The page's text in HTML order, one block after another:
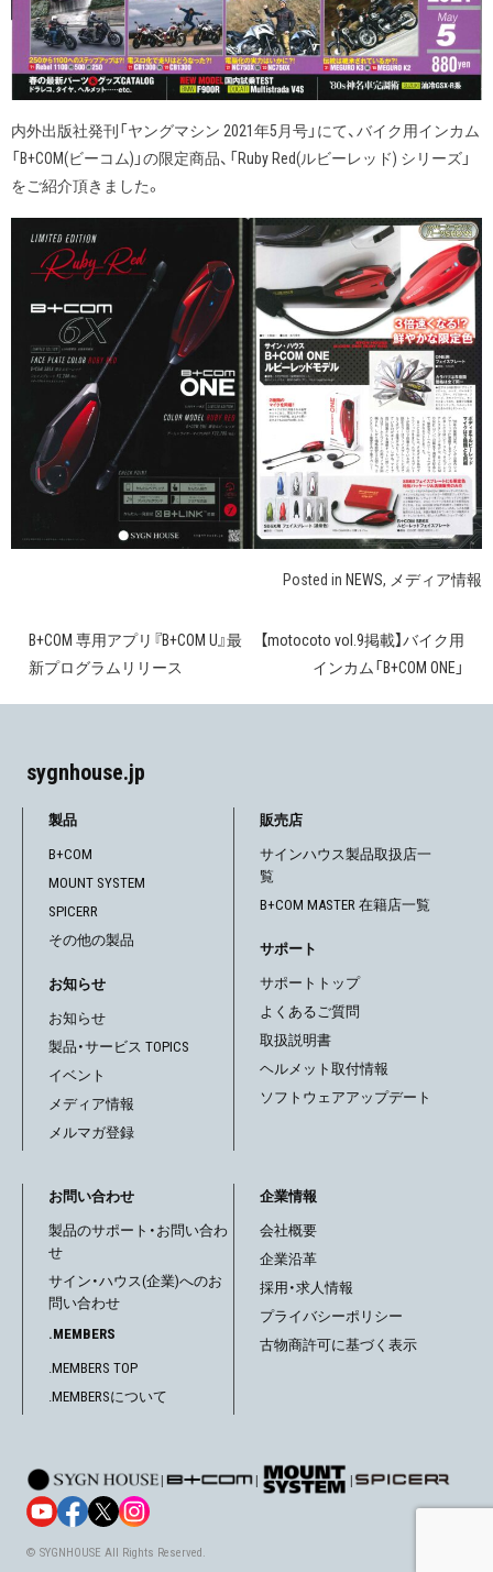
内外出版社発刊「ヤングマシン 2021年5月号」にて、バイク用インカム
「B+COM(ビーコム)」の限定商品、「Ruby Red(ルビーレッド) シリーズ」
をご紹介頂きました。
Posted in NEWS, メディア情報
投
ビ
ゲ
ー
シ
ョ
ン
B+COM 専用アプリ『B+COM U』最
新プログラムリリース
【motocoto vol.9掲載】バイク用
インカム「B+COM ONE」
sygnhouse.jp
製品
B+COM
MOUNT SYSTEM
SPICERR
その他の製品
お知らせ
お知らせ
製品・サービス TOPICS
イベント
メディア情報
メルマガ登録
販売店
サインハウス製品取扱店一
覧
B+COM MASTER 在籍店一覧
サポート
サポートトップ
よくあるご質問
取扱説明書
ヘルメット取付情報
ソフトウェアアップデート
お問い合わせ
製品のサポート・お問い合わ
せ
サイン・ハウス(企業)へのお
問い合わせ
.MEMBERS
.MEMBERS TOP
.MEMBERSについて
企業情報
会社概要
企業沿革
採用・求人情報
プライバシーポリシー
古物商許可に基づく表示
| | |
© SYGNHOUSE All Rights Reserved.